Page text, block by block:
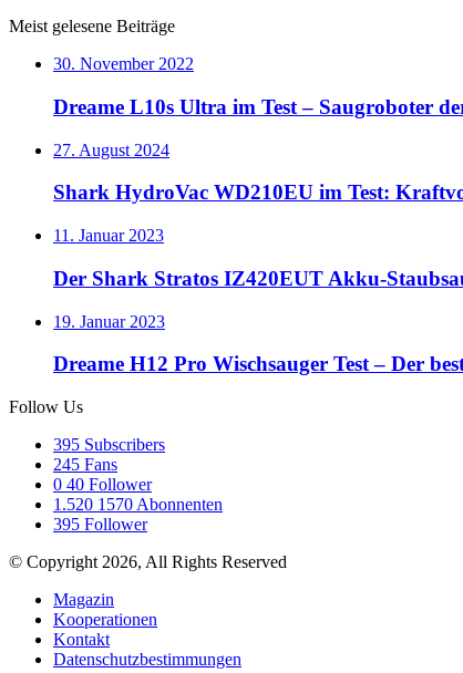
Meist gelesene Beiträge
30. November 2022
Dreame L10s Ultra im Test – Saugroboter
27. August 2024
Shark HydroVac WD210EU im Test:
11. Januar 2023
Der Shark Stratos IZ420EUT Akku-
19. Januar 2023
Dreame H12 Pro Wischsauger Test – Der
Follow Us
395 Subscribers
245 Fans
0 40 Follower
1.520 1570 Abonnenten
395 Follower
© Copyright 2026, All Rights Reserved
Magazin
Kooperationen
Kontakt
Datenschutzbestimmungen